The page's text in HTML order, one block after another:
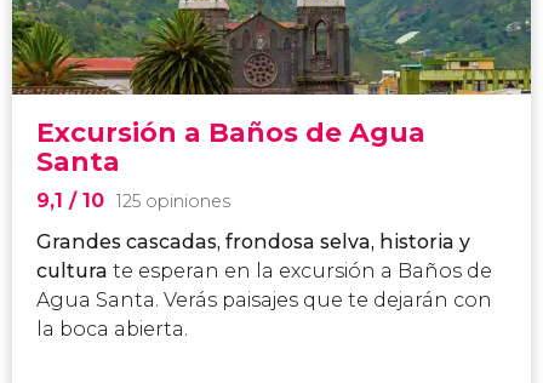
Excursión a Baños de Agua
Santa
9,1 / 10 125 opiniones
Grandes cascadas, frondosa selva, historia y
cultura te esperan en la excursión a Baños de
Agua Santa. Verás paisajes que te dejarán con
la boca abierta.